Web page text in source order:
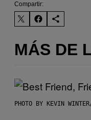
Compartir:
MÁS DE
PHOTO BY KEVIN